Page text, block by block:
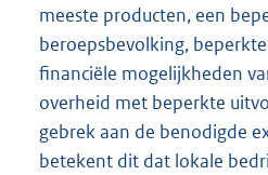
meeste producten, een
beroepsbevolking,
financiële mogelijkheden
overheid met beperkte
gebrek aan de benodigde
betekent dit dat lokale